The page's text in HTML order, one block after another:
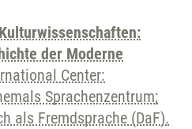
der Moderne
Center:
Sprachenzentrum;
als Fremdsprache (DaF).